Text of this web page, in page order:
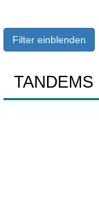
Filter einblenden
TANDEMS